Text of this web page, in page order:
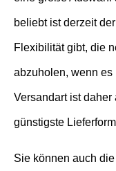
beliebt ist derzeit
Flexibilität gibt, die
abzuholen, wenn
Versandart ist
günstigste
Sie können auch